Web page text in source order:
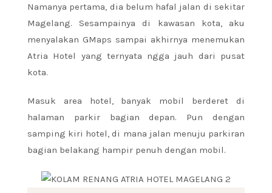
Namanya pertama, dia belum hafal jalan di sekitar
Magelang. Sesampainya di kawasan kota, aku
menyalakan GMaps sampai akhirnya menemukan
Atria Hotel yang ternyata ngga jauh dari pusat
kota.
Masuk area hotel, banyak mobil berderet di
halaman parkir bagian depan. Pun dengan
samping kiri hotel, di mana jalan menuju parkiran
bagian belakang hampir penuh dengan mobil.